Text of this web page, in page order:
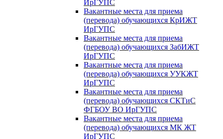
ИрГУПС
Вакантные места для приема
(перевода) обучающихся КрИЖТ
ИрГУПС
Вакантные места для приема
(перевода) обучающихся ЗабИЖТ
ИрГУПС
Вакантные места для приема
(перевода) обучающихся УУКЖТ
ИрГУПС
Вакантные места для приема
(перевода) обучающихся СКТиС
ФГБОУ ВО ИрГУПС
Вакантные места для приема
(перевода) обучающихся МК ЖТ
ИрГУПС